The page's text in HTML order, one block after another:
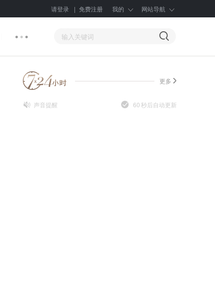
请登录 | 免费注册 我的 网站导航
更多
声音提醒 60秒后自动更新